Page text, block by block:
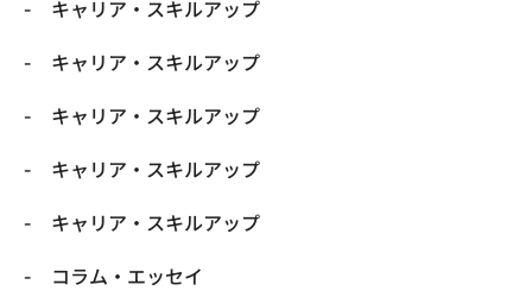
キャリア・スキルアップ
キャリア・スキルアップ
キャリア・スキルアップ
キャリア・スキルアップ
キャリア・スキルアップ
コラム・エッセイ